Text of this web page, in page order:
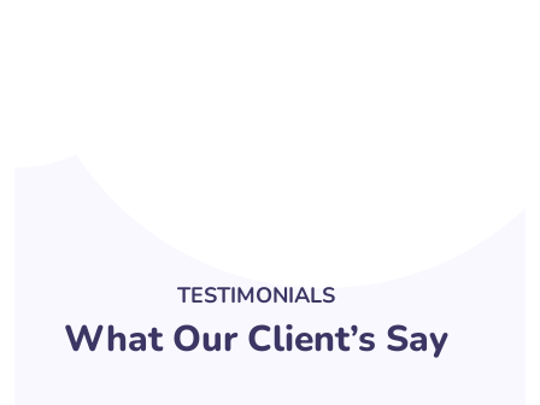
TESTIMONIALS
What Our Client’s Say